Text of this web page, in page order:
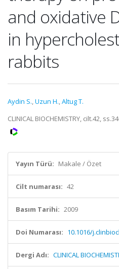
and oxidative
in
rabbits
Aydin S.,Uzun H.,Altug T.
CLINICAL BIOCHEMISTRY, cilt.42,
Yayın Türü: Makale / Özet
Cilt numarası: 42
Basım Tarihi: 2009
Doi Numarası: 10.1016/
Dergi Adı: CLINICAL